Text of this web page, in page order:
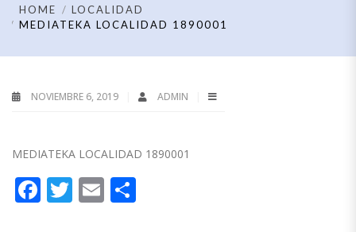
HOME
LOCALIDAD
MEDIATEKA LOCALIDAD 1890001
NOVIEMBRE 6, 2019 ADMIN
MEDIATEKA LOCALIDAD 1890001
Facebook
Twitter
Email